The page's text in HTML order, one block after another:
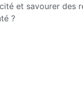
et savourer des
?